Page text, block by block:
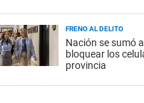
FRENO AL DELITO
Nación se sumó
bloquear los
provincia